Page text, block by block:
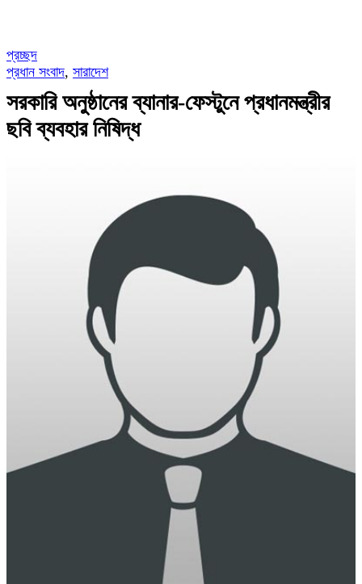
প্রচ্ছদ
প্রধান সংবাদ, সারাদেশ
সরকারি অনুষ্ঠানের ব্যানার-ফেস্টুনে প্রধানমন্ত্রীর
ছবি ব্যবহার নিষিদ্ধ